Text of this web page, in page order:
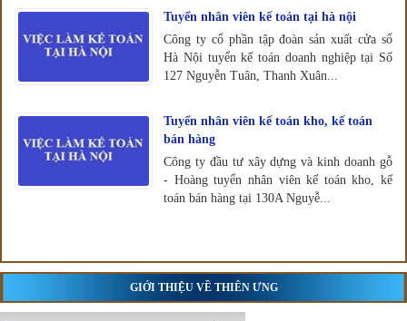
Tuyển nhân viên kế toán tại hà nội
Công ty cổ phần tập đoàn sản xuất cửa sổ
Hà Nội tuyển kế toán doanh nghiệp tại Số
127 Nguyễn Tuân, Thanh Xuân...
Tuyển nhân viên kế toán kho, kế toán
bán hàng
Công ty đầu tư xây dựng và kinh doanh gỗ
- Hoàng tuyển nhân viên kế toán kho, kế
toán bán hàng tại 130A Nguyễ...
GIỚI THIỆU VỀ THIÊN ƯNG